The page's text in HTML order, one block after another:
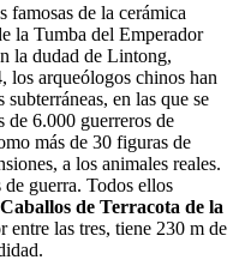
famosas de la cerámica
la Tumba del Emperador
la dudad de Lintong,
los arqueólogos chinos han
en las que se
de 6.000 guerreros de
más de 30 figuras de
a los animales reales.
guerra. Todos ellos
de Terracota de la
entre las tres, tiene 230 m de